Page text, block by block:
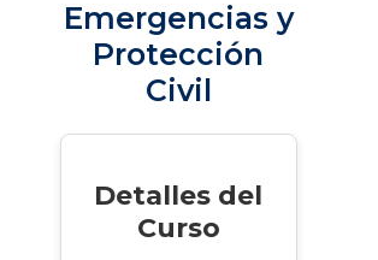
Emergencias y
Protección
Civil
Detalles del
Curso